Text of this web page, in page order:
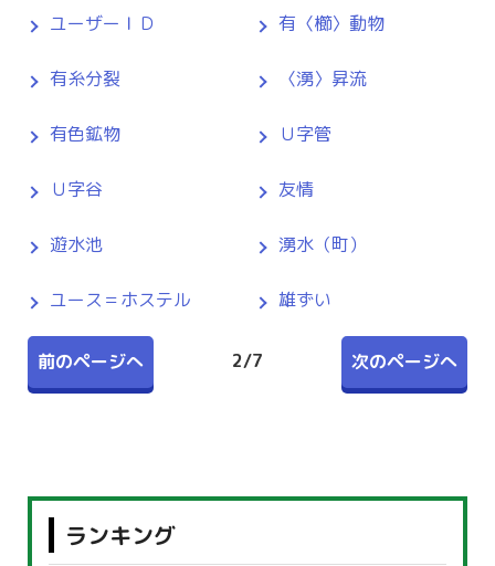
ユーザーＩＤ 有〈櫛〉動物
有糸分裂 〈湧〉昇流
有色鉱物 Ｕ字管
Ｕ字谷 友情
遊水池 湧水（町）
ユース＝ホステル 雄ずい
前のページへ 次のページへ
2/7
ランキング